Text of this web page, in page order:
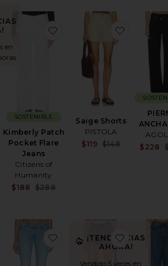
en
Sale price:
Previous price:
Jeans
Kimberly Patch
Pocket Flare
Jeans
Citizens of
Humanity
$188 $288
SOSTENIBLE
favoritoKimberly Patch
Saige Shorts
PISTOLA
Sale price:
$119
Previous
$148
$228
favoritoBARRIL WESfavoritoThe Mid Rise
¡TENDENCIAS
AHORA!
Vendido 5 veces en